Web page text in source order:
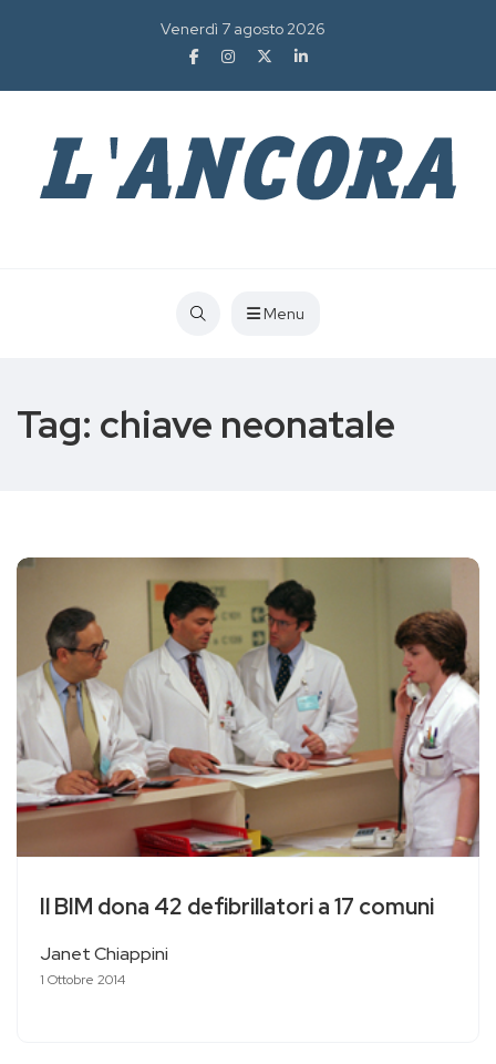
Venerdì 7 agosto 2026
Menu
Tag: chiave neonatale
Il BIM dona 42 defibrillatori a 17 comuni
Janet Chiappini
1 Ottobre 2014